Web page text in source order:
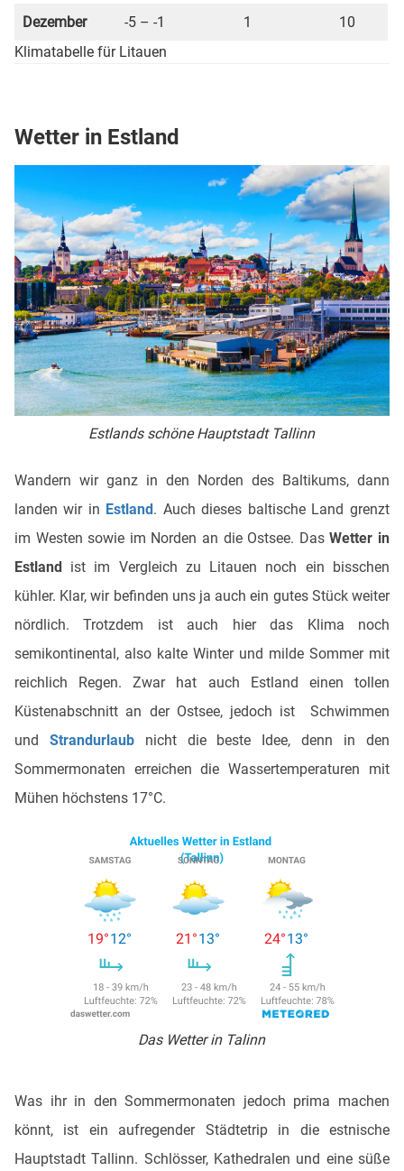
Dezember -5 – -1 1
10
Klimatabelle für Litauen
Wetter in Estland
Estlands schöne Hauptstadt Tallinn
Wandern wir ganz in den Norden des Baltikums, dann
landen wir in Estland. Auch dieses baltische Land grenzt
im Westen sowie im Norden an die Ostsee. DasWetter in
Estland ist im Vergleich zu Litauen noch ein bisschen
kühler. Klar, wir befinden uns ja auch ein gutes Stück weiter
nördlich. Trotzdem ist auch hier das Klima noch
semikontinental, also kalte Winter und milde Sommer mit
reichlich Regen. Zwar hat auch Estland einen tollen
Küstenabschnitt an der Ostsee, jedoch ist Schwimmen
und Strandurlaubnicht die beste Idee, denn in den
Sommermonaten erreichen die Wassertemperaturen mit
Mühen höchstens 17°C.
Das Wetter in Talinn
Was ihr in den Sommermonaten jedoch prima machen
könnt, ist ein aufregender Städtetrip in die estnische
Hauptstadt Tallinn. Schlösser, Kathedralen und eine süße